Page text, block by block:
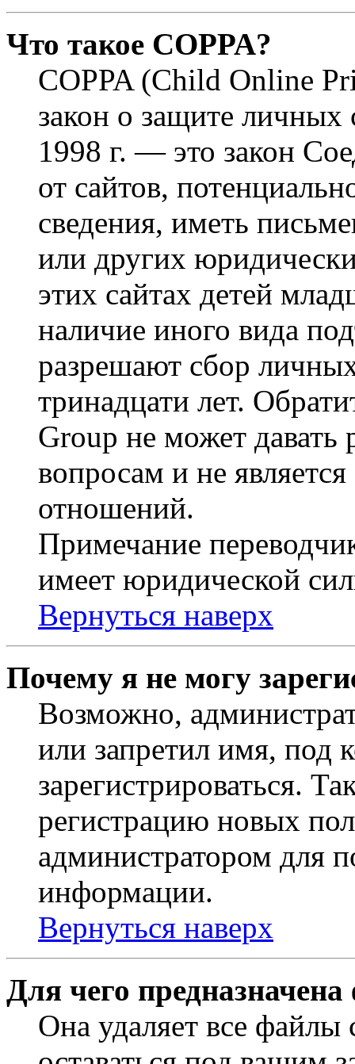
Что такое COPPA?
COPPA (Child Online
закон о защите личных
1998 г. — это закон
от сайтов,
сведения, иметь
или других
этих сайтах детей
наличие иного вида
разрешают сбор
тринадцати лет.
Group не может
вопросам и не
отношений.
Примечание
имеет юридической
Вернуться наверх
Почему я не могу
Возможно,
или запретил имя, под
зарегистрироваться.
регистрацию новых
администратором для
информации.
Вернуться наверх
Для чего
Она удаляет все файлы